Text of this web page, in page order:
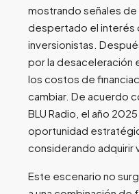
mostrando señales
despertado el interés
inversionistas.
por la desaceleración
los costos de
cambiar. De acuerdo
BLU Radio, el año
oportunidad
considerando adquirir
Este escenario no